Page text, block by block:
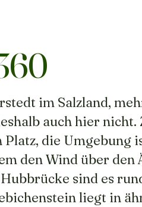
im Salzland,
auch hier nicht.
die Umgebung
den Wind über den
sind es
liegt in